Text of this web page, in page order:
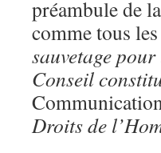
préambule de
comme tous
sauvetage
Conseil
Droits de